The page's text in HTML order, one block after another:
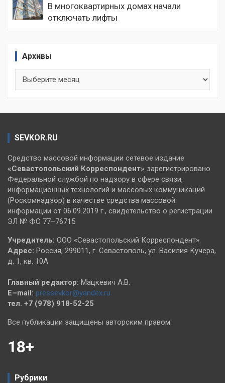
В многоквартирных домах начали
отключать лифты
Архивы
SEVKOR.RU
Средство массовой информации сетевое издание
«Севастопольский Корреспондент» зарегистрировано
Федеральной службой по надзору в сфере связи,
информационных технологий и массовых коммуникаций
(Роскомнадзор) в качестве средства массовой
информации от 06.09.2019 г., свидетельство о регистрации
ЭЛ № ФС 77–76715
Учредитель: ООО «Севастопольский Корреспондент».
Адрес: Россия, 299011, г. Севастополь, ул. Василия Кучера,
д. 1, кв. 10А
Главный редактор: Мацкевич А.В.
E–mail: pressevkor@yandex.ru
тел. +7 (978) 918-52-25
Все публикации защищены авторским правом.
18+
Рубрики